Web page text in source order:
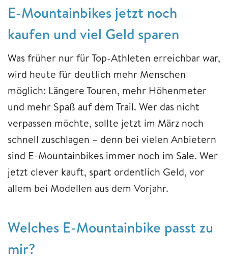
E-Mountainbikes jetzt noch
kaufen und viel Geld sparen
Was früher nur für Top-Athleten erreichbar war,
wird heute für deutlich mehr Menschen
möglich: Längere Touren, mehr Höhenmeter
und mehr Spaß auf dem Trail. Wer das nicht
verpassen möchte, sollte jetzt im März noch
schnell zuschlagen – denn bei vielen Anbietern
sind E-Mountainbikes immer noch im Sale. Wer
jetzt clever kauft, spart ordentlich Geld, vor
allem bei Modellen aus dem Vorjahr.
Welches E-Mountainbike passt zu
mir?